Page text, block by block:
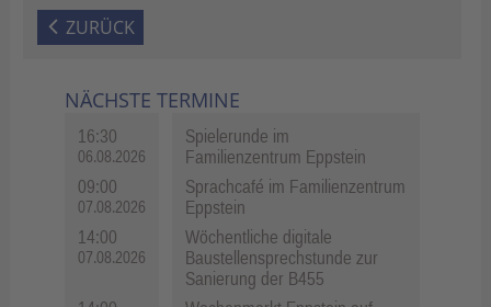
ZURÜCK
NÄCHSTE TERMINE
16:30
06.08.2026
Spielerunde im
Familienzentrum Eppstein
09:00
07.08.2026
Sprachcafé im Familienzentrum
Eppstein
14:00
07.08.2026
Wöchentliche digitale
Baustellensprechstunde zur
Sanierung der B455